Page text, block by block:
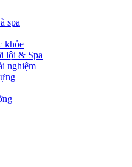
spa
khỏe
lội & Spa
nghiệm